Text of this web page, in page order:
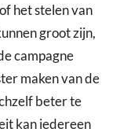
het stelen van
groot zijn,
campagne
maken van de
beter te
kan iedereen